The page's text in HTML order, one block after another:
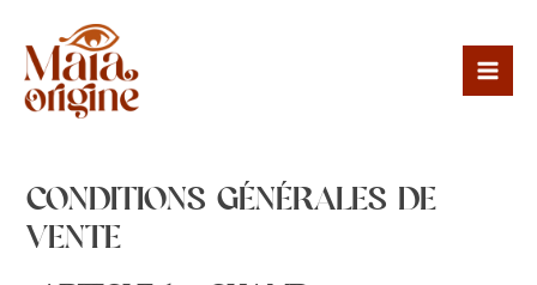
contenu
CONDITIONS GÉNÉRALES DE
VENTE